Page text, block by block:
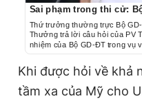
Thứ trưởng thường trực Bộ
Thưởng trả lời câu hỏi của PV
nhiệm của Bộ GD-ĐT trong vụ
trọng thi tốt nghiệp THPT
mà một số tỉnh thành khác.
Khi được hỏi về khả
tầm xa của Mỹ cho